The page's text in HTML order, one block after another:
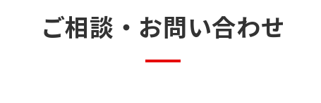
ご相談・お問い合わせ